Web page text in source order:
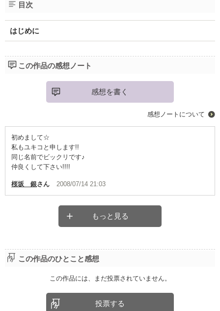
目次
はじめに
この作品の感想ノート
感想を書く
感想ノートについて
初めまして☆
私もユキコと申します!!
同じ名前でビックリです♪
仲良くして下さい!!!!
桜坂 銀さん 2008/07/14 21:03
もっと見る
この作品のひとこと感想
この作品には、まだ投票されていません。
投票する